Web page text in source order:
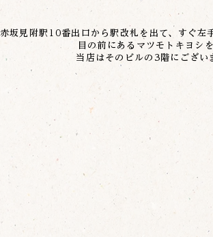
赤坂見附駅10番出口から駅改札を出て、すぐ左
目の前にあるマツモトキヨシ
当店はそのビルの3階にござい